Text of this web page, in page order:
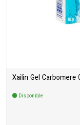
Xailin Gel Carbomere
Disponible